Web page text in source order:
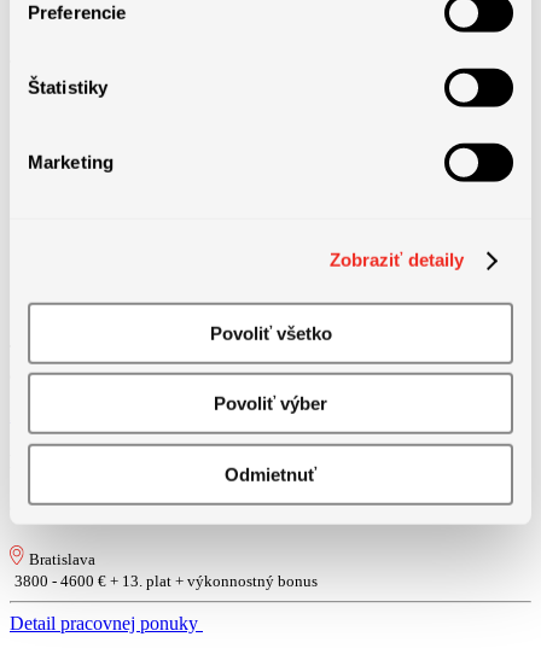
Preferencie
Štatistiky
Marketing
Zobraziť detaily
Povoliť všetko
Povoliť výber
Odmietnuť
aktuálne ponuky práce a nájdite svoju príležitosť.
Global Process Owner – Record to Report (m/f)
Bratislava
3800 - 4600 € + 13. plat + výkonnostný bonus
Detail pracovnej ponuky